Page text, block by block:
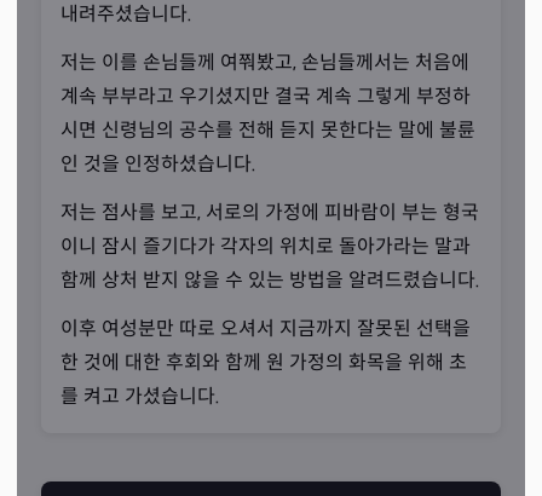
어머니로부터 받은 신내림
“애동제자입니다.”
선생님께서는 18살이 되던 해에 구설이 많아지고 몸도 심
하게 다치게 되었을 뿐 아니라 꿈을 너무 자주 꾸게 되어 결
국 운명을 받아들이고 어머니로부터 신내림을 받게 되었다
고 설명하셨습니다.
내려주셨습니다.
저는 이를 손님들께 여쭤봤고, 손님들께서는 처음에
계속 부부라고 우기셨지만 결국 계속 그렇게 부정하
시면 신령님의 공수를 전해 듣지 못한다는 말에 불륜
인 것을 인정하셨습니다.
저는 점사를 보고, 서로의 가정에 피바람이 부는 형국
이니 잠시 즐기다가 각자의 위치로 돌아가라는 말과
함께 상처 받지 않을 수 있는 방법을 알려드렸습니다.
이후 여성분만 따로 오셔서 지금까지 잘못된 선택을
한 것에 대한 후회와 함께 원 가정의 화목을 위해 초
를 켜고 가셨습니다.